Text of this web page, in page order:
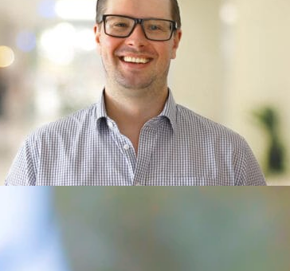
dig! Kontakta Tobias Carlsson på telefon 0910-71